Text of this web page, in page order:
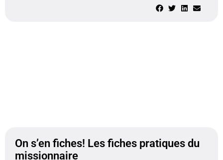
On s’en fiches! Les fiches pratiques du
missionnaire